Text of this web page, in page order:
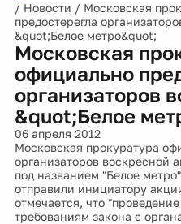
/ Новости / Московская
предостерегла
&quot;Белое метро&quot;
Московская
официально
организаторов
&quot;Белое
06 апреля 2012
Московская прокуратура
организаторов воскресной
под названием "Белое
отправили инициатору
отмечается, что
требованиям закона с